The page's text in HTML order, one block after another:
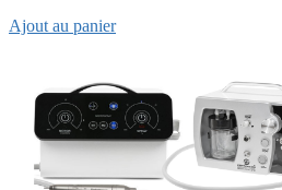
Ajout au panier